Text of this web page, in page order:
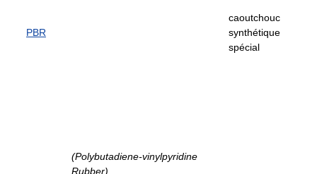
PBR
(Polybutadiene-vinylpyridine
Rubber)
caoutchouc
synthétique
spécial